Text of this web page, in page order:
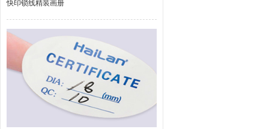
快印锁线精装画册